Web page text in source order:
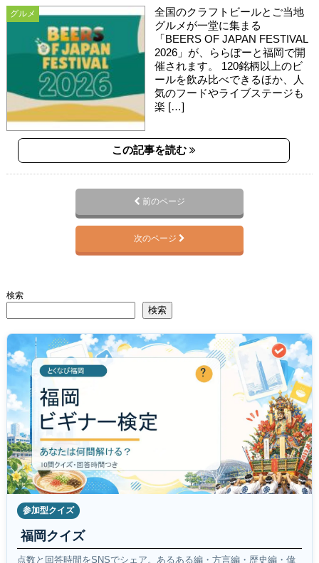
グルメ
全国のクラフトビールとご当地
グルメが一堂に集まる
「BEERS OF JAPAN FESTIVAL
2026」が、ららぽーと福岡で開
催されます。 120銘柄以上のビ
ールを飲み比べできるほか、人
気のフードやライブステージも
楽 […]
この記事を読む
前のページ
次のページ
検索
検索
参加型クイズ
福岡クイズ
点数と回答時間をSNSでシェア。あるある編・方言編・歴史編・偉